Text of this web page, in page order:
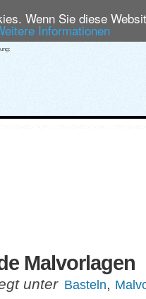
Wenn Sie diese
Informationen
Malvorlagen
unter Basteln